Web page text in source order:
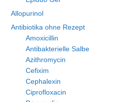
Allopurinol
Antibiotika ohne Rezept
Amoxicillin
Antibakterielle Salbe
Azithromycin
Cefixim
Cephalexin
Ciprofloxacin